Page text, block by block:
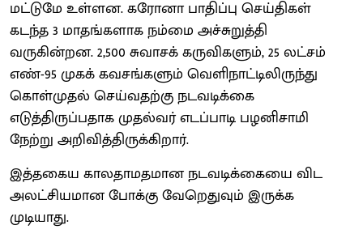
மட்டுமே உள்ளன. கரோனா பாதிப்பு செய்திகள்
கடந்த 3 மாதங்களாக நம்மை அச்சுறுத்தி
வருகின்றன. 2,500 சுவாசக் கருவிகளும், 25 லட்சம்
எண்-95 முகக் கவசங்களும் வெளிநாட்டிலிருந்து
கொள்முதல் செய்வதற்கு நடவடிக்கை
எடுத்திருப்பதாக முதல்வர் எடப்பாடி பழனிசாமி
நேற்று அறிவித்திருக்கிறார்.
இத்தகைய காலதாமதமான நடவடிக்கையை விட
அலட்சியமான போக்கு வேறெதுவும் இருக்க
முடியாது.